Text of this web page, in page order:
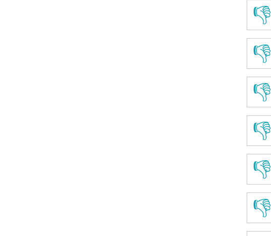
👎
👎
👎
👎
👎
👎